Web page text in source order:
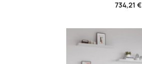
734,21 €